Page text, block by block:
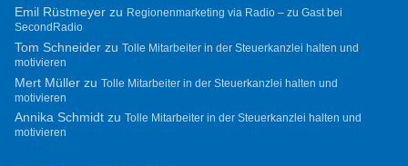
Emil Rüstmeyerzu Regionenmarketing via Radio – zu Gast bei
SecondRadio
Tom Schneiderzu Tolle Mitarbeiter in der Steuerkanzlei halten und
motivieren
Mert Müllerzu Tolle Mitarbeiter in der Steuerkanzlei halten und
motivieren
Annika Schmidtzu Tolle Mitarbeiter in der Steuerkanzlei halten und
motivieren